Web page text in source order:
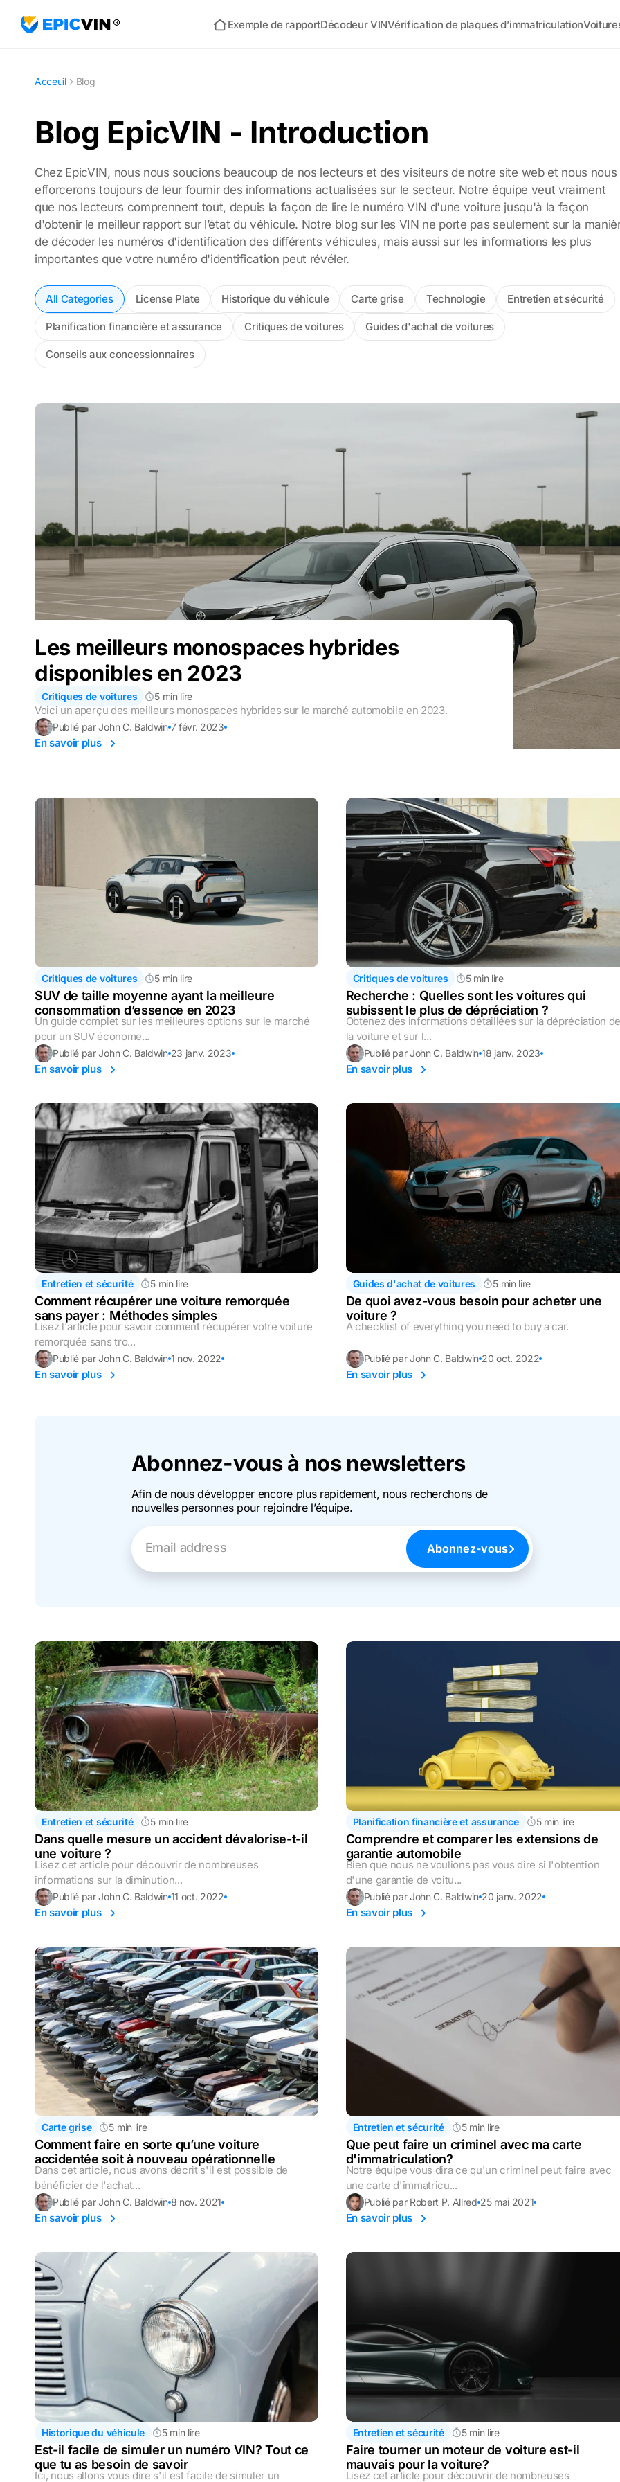
Acceuil
Exemple de rapportDécodeur VINVérification de plaques d’immatriculation
Acceuil Blog
Blog EpicVIN - Introduction
Chez EpicVIN, nous nous soucions beaucoup de nos lecteurs et des visiteurs de notre site web et nous nous
efforcerons toujours de leur fournir des informations actualisées sur le secteur. Notre équipe veut vraiment
que nos lecteurs comprennent tout, depuis la façon de lire le numéro VIN d'une voiture jusqu'à la façon
d'obtenir le meilleur rapport sur l’état du véhicule. Notre blog sur les VIN ne porte pas seulement sur la
de décoder les numéros d'identification des différents véhicules, mais aussi sur les informations les plus
importantes que votre numéro d'identification peut révéler.
All Categories License Plate Historique du véhicule Carte grise Technologie Entretien et sécurité
Planification financière et assurance Critiques de voitures Guides d'achat de voitures
Conseils aux concessionnaires
Les meilleurs monospaces hybrides
disponibles en 2023
Critiques de voitures 5 min lire
Voici un aperçu des meilleurs monospaces hybrides sur le marché automobile en 2023.
Publié par John C. Baldwin 7 févr. 2023
En savoir plus
Critiques de voitures 5 min lire
SUV de taille moyenne ayant la meilleure
consommation d’essence en 2023
Un guide complet sur les meilleures options sur le marché
pour un SUV économe...
Publié par John C. Baldwin 23 janv. 2023
En savoir plus
Critiques de voitures 5 min lire
Recherche : Quelles sont les voitures qui
subissent le plus de dépréciation ?
Obtenez des informations détaillées sur la dépréciation de
la voiture et sur l...
Publié par John C. Baldwin 18 janv. 2023
En savoir plus
Entretien et sécurité 5 min lire
Comment récupérer une voiture remorquée
sans payer : Méthodes simples
Lisez l'article pour savoir comment récupérer votre voiture
remorquée sans tro...
Publié par John C. Baldwin 1 nov. 2022
En savoir plus
Guides d'achat de voitures 5 min lire
De quoi avez-vous besoin pour acheter une
voiture ?
A checklist of everything you need to buy a car.
Publié par John C. Baldwin 20 oct. 2022
En savoir plus
Abonnez-vous à nos newsletters
Afin de nous développer encore plus rapidement, nous recherchons de
nouvelles personnes pour rejoindre l’équipe.
Email address Abonnez-vous
Entretien et sécurité 5 min lire
Dans quelle mesure un accident dévalorise-t-il
une voiture ?
Lisez cet article pour découvrir de nombreuses
informations sur la diminution...
Publié par John C. Baldwin 11 oct. 2022
En savoir plus
Planification financière et assurance 5 min lire
Comprendre et comparer les extensions de
garantie automobile
Bien que nous ne voulions pas vous dire si l'obtention
d'une garantie de voitu...
Publié par John C. Baldwin 20 janv. 2022
En savoir plus
Carte grise 5 min lire
Comment faire en sorte qu’une voiture
accidentée soit à nouveau opérationnelle
Dans cet article, nous avons décrit s'il est possible de
bénéficier de l'achat...
Publié par John C. Baldwin 8 nov. 2021
En savoir plus
Entretien et sécurité 5 min lire
Que peut faire un criminel avec ma carte
d'immatriculation?
Notre équipe vous dira ce qu'un criminel peut faire avec
une carte d'immatricu...
Publié par Robert P. Allred 25 mai 2021
En savoir plus
Historique du véhicule 5 min lire
Est-il facile de simuler un numéro VIN? Tout ce
que tu as besoin de savoir
Ici, nous allons vous dire s'il est facile de simuler un
Entretien et sécurité 5 min lire
Faire tourner un moteur de voiture est-il
mauvais pour la voiture?
Lisez cet article pour découvrir de nombreuses